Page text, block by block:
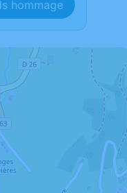
hommage